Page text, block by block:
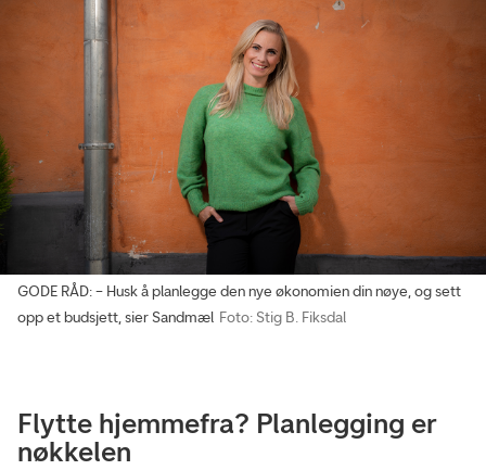
GODE RÅD: – Husk å planlegge den nye økonomien din nøye, og sett
opp et budsjett, sier Sandmæl Foto: Stig B. Fiksdal
Flytte hjemmefra? Planlegging er
nøkkelen